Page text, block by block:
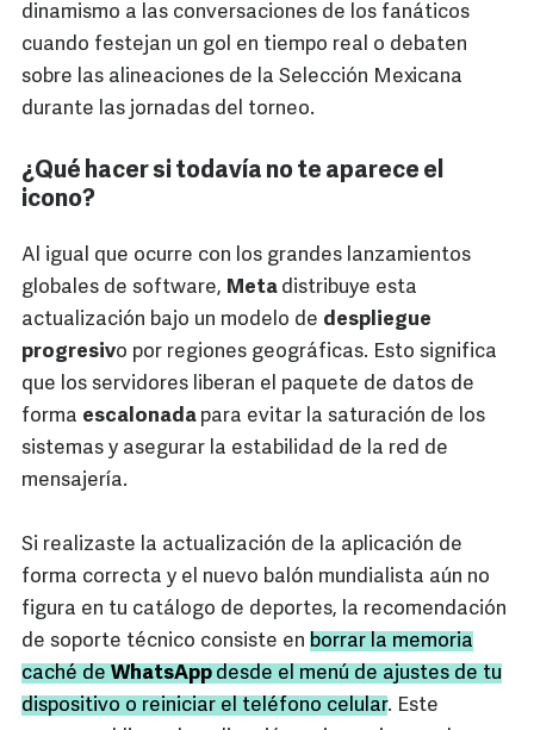
dinamismo a las conversaciones de los fanáticos
cuando festejan un gol en tiempo real o debaten
sobre las alineaciones de la Selección Mexicana
durante las jornadas del torneo.
¿Qué hacer si todavía no te aparece el
icono?
Al igual que ocurre con los grandes lanzamientos
globales de software, Meta distribuye esta
actualización bajo un modelo de despliegue
progresivo por regiones geográficas. Esto significa
que los servidores liberan el paquete de datos de
forma escalonada para evitar la saturación de los
sistemas y asegurar la estabilidad de la red de
mensajería.
Si realizaste la actualización de la aplicación de
forma correcta y el nuevo balón mundialista aún no
figura en tu catálogo de deportes, la recomendación
de soporte técnico consiste en borrar la memoria
caché de WhatsApp desde el menú de ajustes de tu
dispositivo o reiniciar el teléfono celular. Este